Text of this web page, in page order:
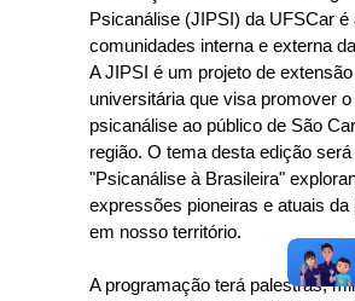
Psicanálise (JIPSI) da UFSCar é
comunidades interna e externa
A JIPSI é um projeto de extensão
universitária que visa promover
psicanálise ao público de São
região. O tema desta edição será
"Psicanálise à Brasileira"
expressões pioneiras e atuais da
em nosso território.
A programação terá palestras,